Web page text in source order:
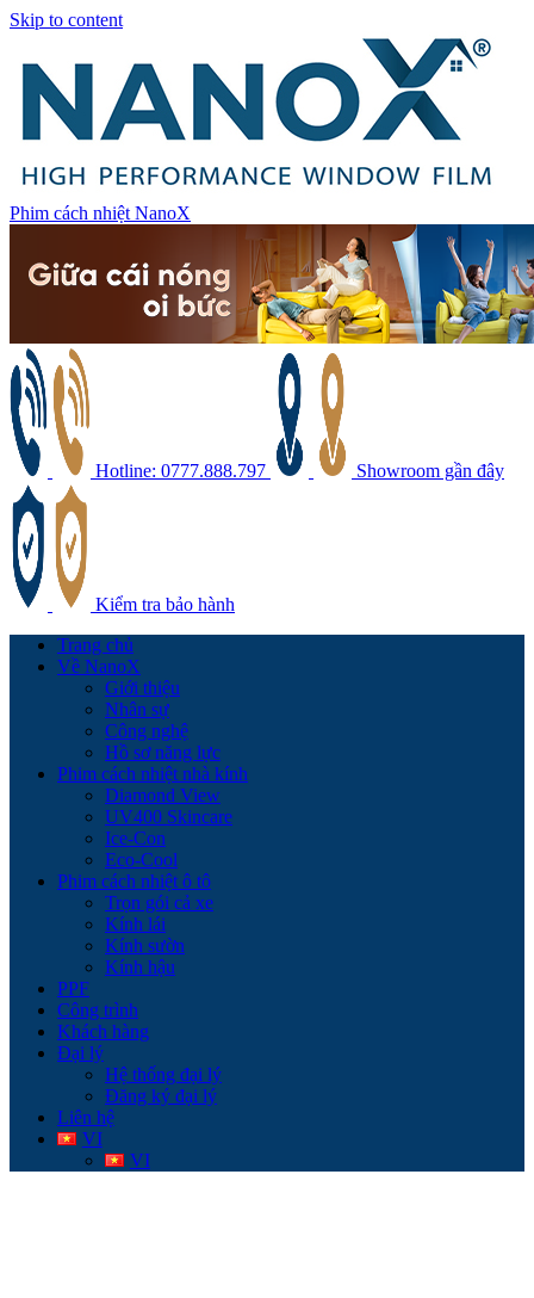
Skip to content
Phim cách nhiệt NanoX
Hotline: 0777.888.797 Showroom gần đây
Kiểm tra bảo hành
Trang chủ
Về NanoX
Giới thiệu
Nhân sự
Công nghệ
Hồ sơ năng lực
Phim cách nhiệt nhà kính
Diamond View
UV400 Skincare
Ice-Con
Eco-Cool
Phim cách nhiệt ô tô
Trọn gói cả xe
Kính lái
Kính sườn
Kính hậu
PPF
Công trình
Khách hàng
Đại lý
Hệ thống đại lý
Đăng ký đại lý
Liên hệ
VI
VI